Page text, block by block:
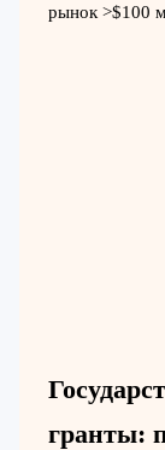
рынок >$100
гранты: